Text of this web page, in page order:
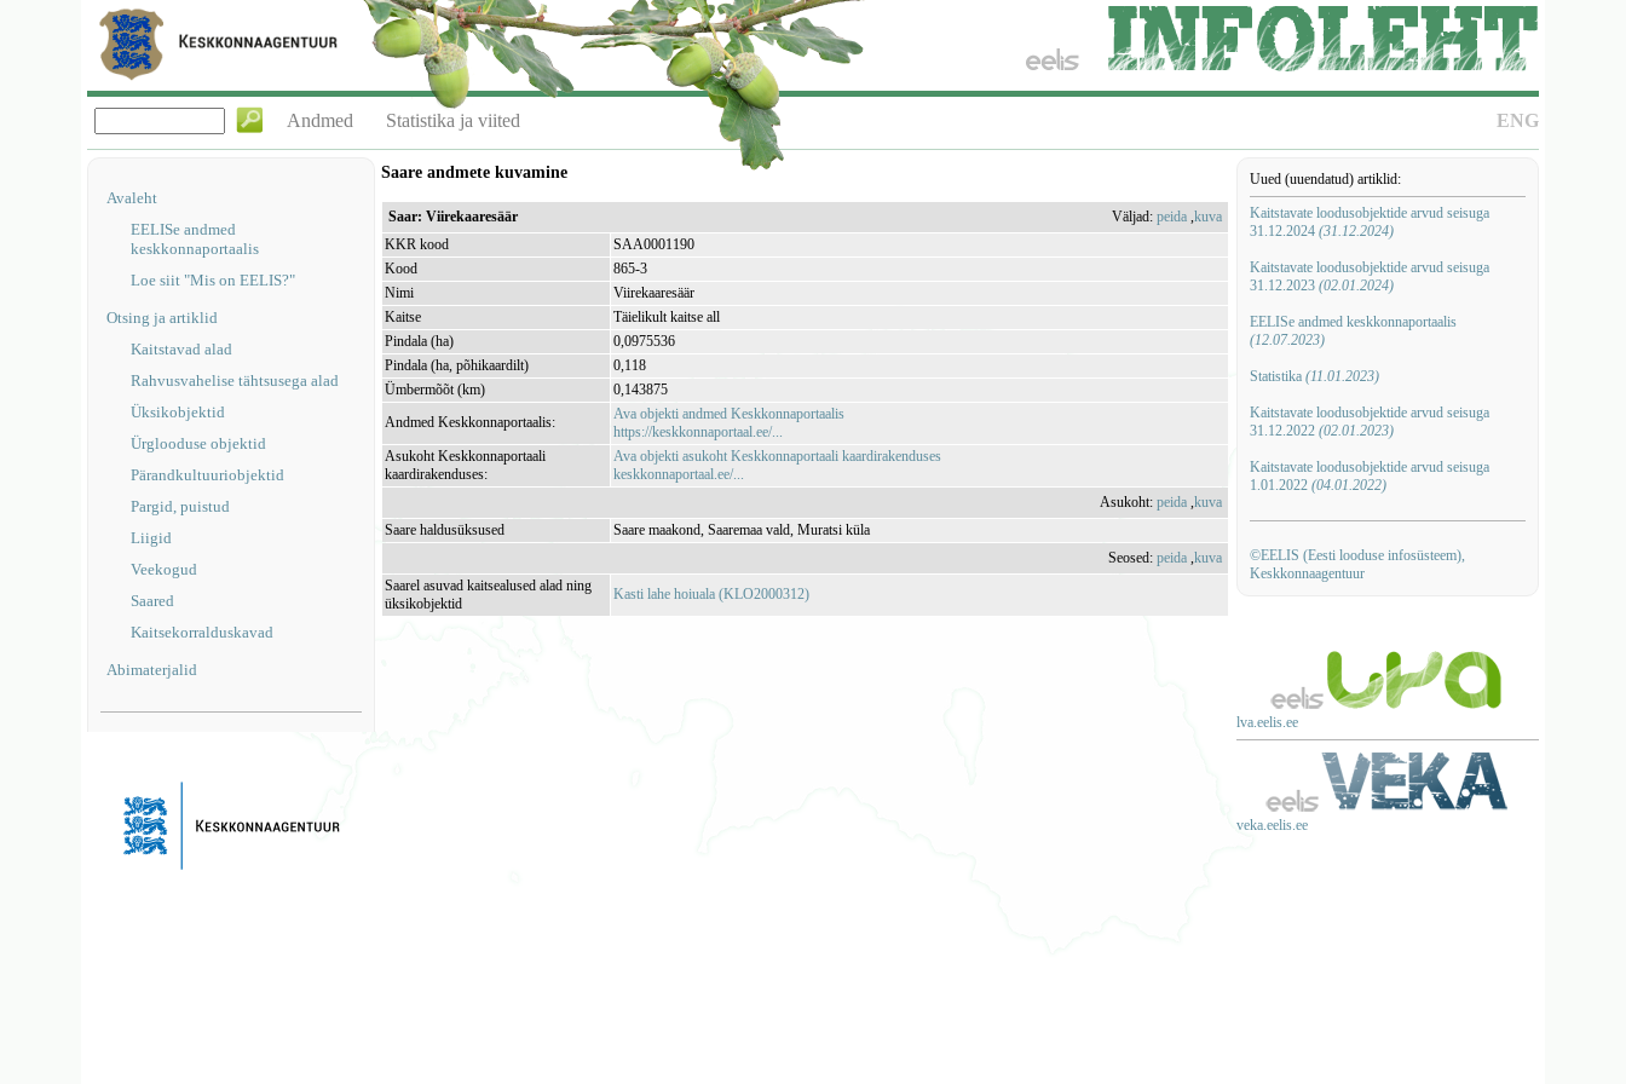
ENG
Andmed Statistika ja viited
Avaleht
EELISe andmed
keskkonnaportaalis
Loe siit "Mis on EELIS?"
Otsing ja artiklid
Kaitstavad alad
Rahvusvahelise tähtsusega alad
Üksikobjektid
Ürglooduse objektid
Pärandkultuuriobjektid
Pargid, puistud
Liigid
Veekogud
Saared
Kaitsekorralduskavad
Abimaterjalid
Uued (uuendatud) artiklid:
Kaitstavate loodusobjektide arvud seisuga
31.12.2024 (31.12.2024)
Kaitstavate loodusobjektide arvud seisuga
31.12.2023 (02.01.2024)
EELISe andmed keskkonnaportaalis
(12.07.2023)
Statistika (11.01.2023)
Kaitstavate loodusobjektide arvud seisuga
31.12.2022 (02.01.2023)
Kaitstavate loodusobjektide arvud seisuga
1.01.2022 (04.01.2022)
©EELIS (Eesti looduse infosüsteem),
Keskkonnaagentuur
lva.eelis.ee
veka.eelis.ee
Saare andmete kuvamine
Saar: Viirekaaresäär Väljad:peida ,kuva
KKR kood
SAA0001190
Kood
865-3
Nimi
Viirekaaresäär
Kaitse
Täielikult kaitse all
Pindala (ha)
0,0975536
Pindala (ha, põhikaardilt)
0,118
Ümbermõõt (km)
0,143875
Andmed Keskkonnaportaalis:
Ava objekti andmed Keskkonnaportaalis
https://keskkonnaportaal.ee/...
Asukoht Keskkonnaportaali
kaardirakenduses:
Ava objekti asukoht Keskkonnaportaali kaardirakenduses
keskkonnaportaal.ee/...
Asukoht:peida ,kuva
Saare haldusüksused
Saare maakond, Saaremaa vald, Muratsi küla
Seosed:peida ,kuva
Saarel asuvad kaitsealused alad ning
üksikobjektid
Kasti lahe hoiuala (KLO2000312)